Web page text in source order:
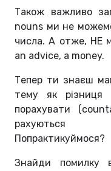
Також важливо
nouns ми не
числа. А отже, НЕ
an advice, a money.
Тепер ти знаєш
тему як
порахувати
рахуються
Попрактикуймося?
Знайди помилку